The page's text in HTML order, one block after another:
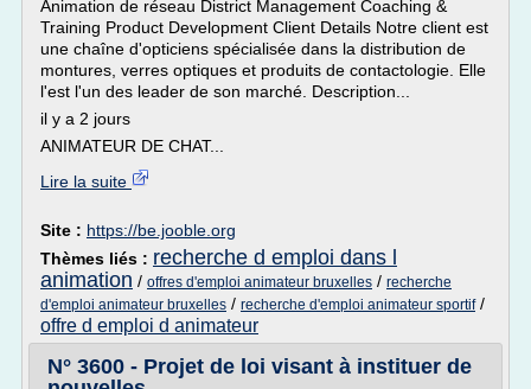
Animation de réseau District Management Coaching &
Training Product Development Client Details Notre client est
une chaîne d'opticiens spécialisée dans la distribution de
montures, verres optiques et produits de contactologie. Elle
l'est l'un des leader de son marché. Description...
il y a 2 jours
ANIMATEUR DE CHAT...
Lire la suite
Site : https://be.jooble.org
Thèmes liés : recherche d emploi dans l
animation / offres d'emploi animateur bruxelles / recherche
d'emploi animateur bruxelles / recherche d'emploi animateur sportif/
offre d emploi d animateur
N° 3600 - Projet de loi visant à instituer de